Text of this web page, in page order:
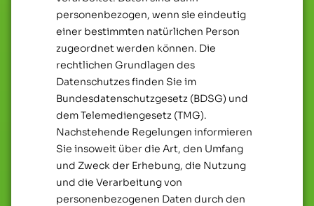
personenbezogen, wenn sie eindeutig
einer bestimmten natürlichen Person
zugeordnet werden können. Die
rechtlichen Grundlagen des
Datenschutzes finden Sie im
Bundesdatenschutzgesetz (BDSG) und
dem Telemediengesetz (TMG).
Nachstehende Regelungen informieren
Sie insoweit über die Art, den Umfang
und Zweck der Erhebung, die Nutzung
und die Verarbeitung von
personenbezogenen Daten durch den